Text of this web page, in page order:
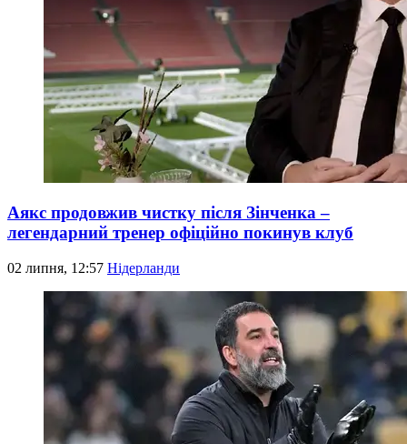
Аякс продовжив чистку після Зінченка –
легендарний тренер офіційно покинув клуб
02 липня, 12:57 Нідерланди